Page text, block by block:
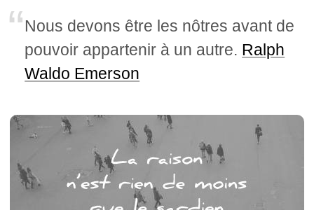
Nous devons être les nôtres avant de
pouvoir appartenir à un autre. Ralph
Waldo Emerson